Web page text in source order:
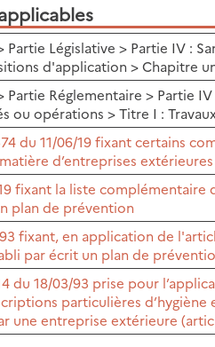
Partie Législative > Partie IV :
d'application > Chapitre
Partie Réglementaire > Partie
ou opérations > Titre I :
du 11/06/19 fixant certains
d’entreprises extérieures
fixant la liste complémentaire
plan de prévention
fixant, en application de
par écrit un plan de
du 18/03/93 prise pour
particulières
une entreprise extérieure